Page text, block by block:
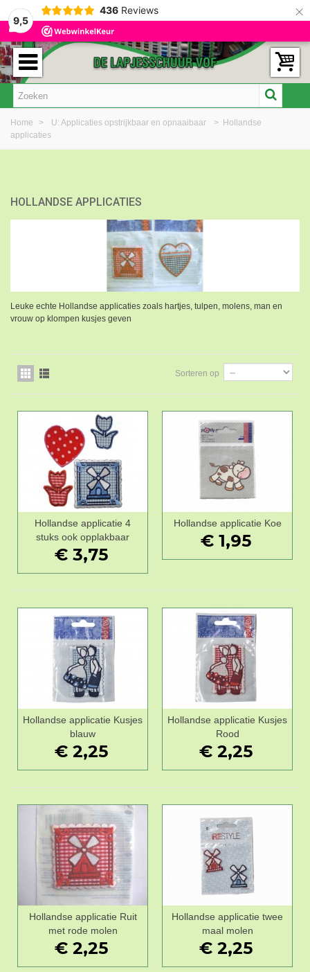
9,5
436 Reviews ×
Home > U: Applicaties opstrijkbaar en opnaaibaar > Hollandse
applicaties
HOLLANDSE APPLICATIES
Leuke echte Hollandse applicaties zoals hartjes, tulpen, molens, man en
vrouw op klompen kusjes geven
Sorteren op
Hollandse applicatie 4
stuks ook opplakbaar
€ 3,75
Hollandse applicatie Koe
€ 1,95
Hollandse applicatie Kusjes
blauw
€ 2,25
Hollandse applicatie Kusjes
Rood
€ 2,25
Hollandse applicatie Ruit
met rode molen
€ 2,25
Hollandse applicatie twee
maal molen
€ 2,25